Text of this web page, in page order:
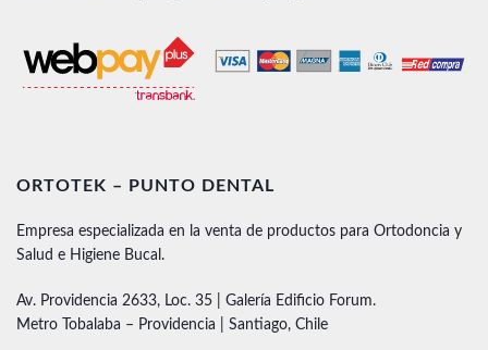
ORTOTEK – PUNTO DENTAL
Empresa especializada en la venta de productos para Ortodoncia y
Salud e Higiene Bucal.
Av. Providencia 2633, Loc. 35 | Galería Edificio Forum.
Metro Tobalaba – Providencia | Santiago, Chile